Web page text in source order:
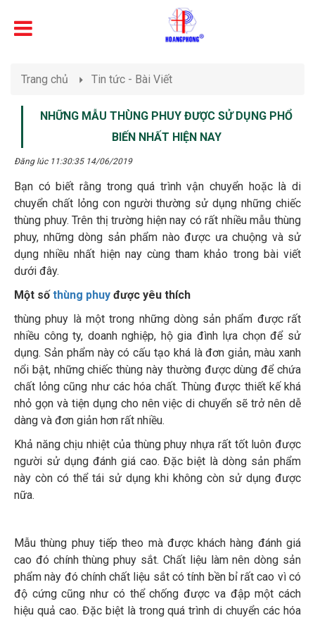
Trang chủ Tin tức - Bài Viết
NHỮNG MẪU THÙNG PHUY ĐƯỢC SỬ DỤNG PHỔ
BIẾN NHẤT HIỆN NAY
Đăng lúc 11:30:35 14/06/2019
Bạn có biết rằng trong quá trình vận chuyển hoặc là di
chuyển chất lỏng con người thường sử dụng những chiếc
thùng phuy. Trên thị trường hiện nay có rất nhiều mẫu thùng
phuy, những dòng sản phẩm nào được ưa chuộng và sử
dụng nhiều nhất hiện nay cùng tham khảo trong bài viết
dưới đây.
Một sốthùng phuy được yêu thích
thùng phuy là một trong những dòng sản phẩm được rất
nhiều công ty, doanh nghiệp, hộ gia đình lựa chọn để sử
dụng. Sản phẩm này có cấu tạo khá là đơn giản, màu xanh
nổi bật, những chiếc thùng này thường được dùng để chứa
chất lỏng cũng như các hóa chất. Thùng được thiết kế khá
nhỏ gọn và tiện dụng cho nên việc di chuyển sẽ trở nên dễ
dàng và đơn giản hơn rất nhiều.
Khả năng chịu nhiệt của thùng phuy nhựa rất tốt luôn được
người sử dụng đánh giá cao. Đặc biệt là dòng sản phẩm
này còn có thể tái sử dụng khi không còn sử dụng được
nữa.
Mẫu thùng phuy tiếp theo mà được khách hàng đánh giá
cao đó chính thùng phuy sắt. Chất liệu làm nên dòng sản
phẩm này đó chính chất liệu sắt có tính bền bỉ rất cao vì có
độ cứng cũng như có thể chống được va đập một cách
hiệu quả cao. Đặc biệt là trong quá trình di chuyển các hóa